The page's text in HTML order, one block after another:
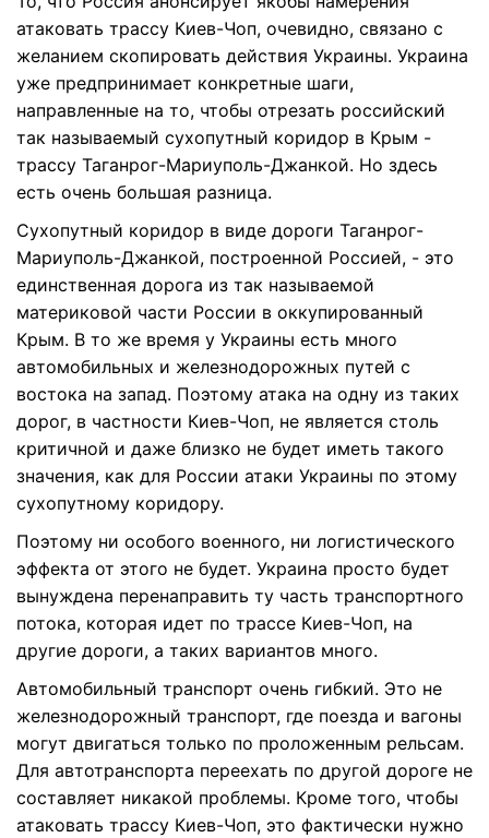
атаковать трассу Киев-Чоп, очевидно, связано с
желанием скопировать действия Украины. Украина
уже предпринимает конкретные шаги,
направленные на то, чтобы отрезать российский
так называемый сухопутный коридор в Крым -
трассу Таганрог-Мариуполь-Джанкой. Но здесь
есть очень большая разница.
Сухопутный коридор в виде дороги Таганрог-
Мариуполь-Джанкой, построенной Россией, - это
единственная дорога из так называемой
материковой части России в оккупированный
Крым. В то же время у Украины есть много
автомобильных и железнодорожных путей с
востока на запад. Поэтому атака на одну из таких
дорог, в частности Киев-Чоп, не является столь
критичной и даже близко не будет иметь такого
значения, как для России атаки Украины по этому
сухопутному коридору.
Поэтому ни особого военного, ни логистического
эффекта от этого не будет. Украина просто будет
вынуждена перенаправить ту часть транспортного
потока, которая идет по трассе Киев-Чоп, на
другие дороги, а таких вариантов много.
Автомобильный транспорт очень гибкий. Это не
железнодорожный транспорт, где поезда и вагоны
могут двигаться только по проложенным рельсам.
Для автотранспорта переехать по другой дороге не
составляет никакой проблемы. Кроме того, чтобы
атаковать трассу Киев-Чоп, это фактически нужно